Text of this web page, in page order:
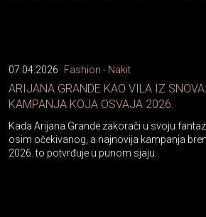
07.04.2026 Fashion - Nakit
ARIJANA GRANDE KAO VILA IZ
KAMPANJA KOJA OSVAJA 2026.
Kada Arijana Grande zakorači u svoju
osim očekivanog, a najnovija kampanja
2026. to potvrđuje u punom sjaju.